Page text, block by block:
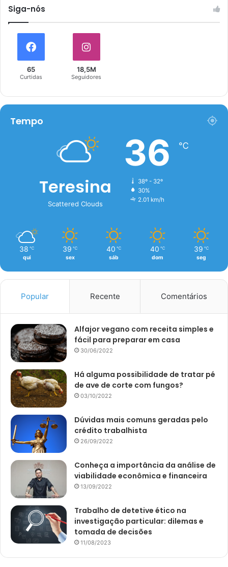
Siga-nós
65
Curtidas
18,5M
Seguidores
Tempo
Teresina
Scattered Clouds
36 ℃
38º - 32º
30%
2.01 km/h
38 ℃
qui
39 ℃
sex
40 ℃
sáb
40 ℃
dom
39 ℃
seg
Popular Recente Comentários
Alfajor vegano com receita simples e
fácil para preparar em casa
30/06/2022
Há alguma possibilidade de tratar pé
de ave de corte com fungos?
03/10/2022
Dúvidas mais comuns geradas pelo
crédito trabalhista
26/09/2022
Conheça a importância da análise de
viabilidade econômica e financeira
13/09/2022
Trabalho de detetive ético na
investigação particular: dilemas e
tomada de decisões
11/08/2023